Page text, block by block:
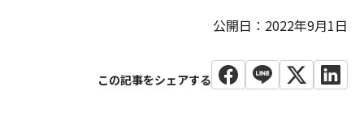
公開日：2022年9月1日